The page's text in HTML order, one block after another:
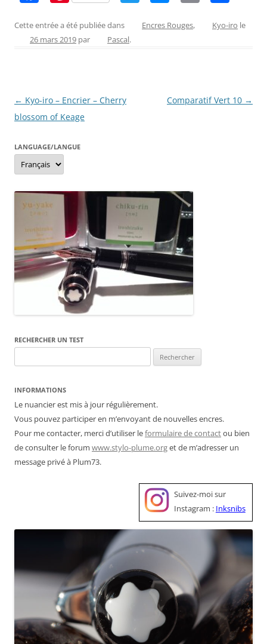
c
e
o
k
er
e
itt ss
er
ai ta
Cette entrée a été publiée dans Encres Rouges, Kyo-iro le
26 mars 2019 par Pascal.
Navigation
des
← Kyo-iro – Encrier – Cherry
blossom of Keage
Comparatif Vert 10 →
LANGUAGE/LANGUE
Language/langue
RECHERCHER UN TEST
INFORMATIONS
Le nuancier est mis à jour régulièrement.
Vous pouvez participer en m’envoyant de nouvelles encres.
Pour me contacter, merci d’utiliser leformulaire de contactou bien
de consulter le forum www.stylo-plume.orget de m’adresser un
message privé à Plum73.
Suivez-moi sur
Instagram : Inksnibs